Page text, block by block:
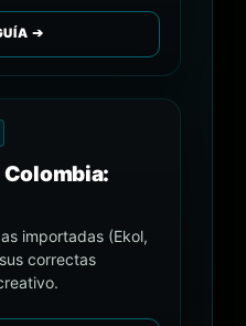
➔
importadas (Ekol,
correctas